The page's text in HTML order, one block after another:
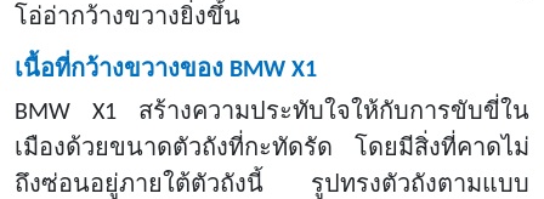
โอ่อ่ากว้างขวางยิ่งขึ้น
เนื้อที่กว้างขวางของ BMW X1
BMW X1 สร้างความประทับใจให้กับการขับขี่ใน
เมืองด้วยขนาดตัวถังที่กะทัดรัด โดยมีสิ่งที่คาดไม่
ถึงซ่อนอยู่ภายใต้ตัวถังนี้ รูปทรงตัวถังตามแบบ